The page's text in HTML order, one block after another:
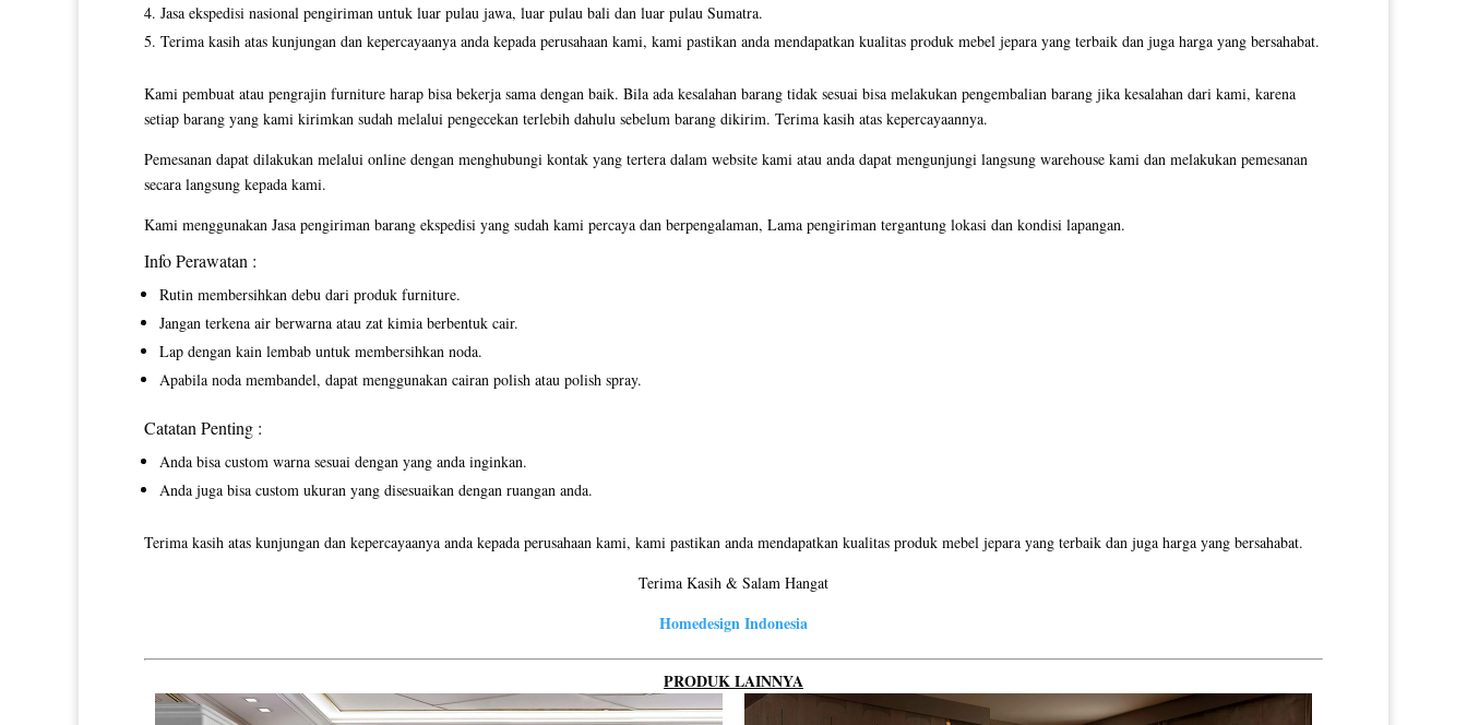
Jasa ekspedisi nasional pengiriman untuk luar pulau jawa, luar pulau bali dan luar pulau Sumatra.
Terima kasih atas kunjungan dan kepercayaanya anda kepada perusahaan kami, kami pastikan anda mendapatkan kualitas produk mebel jepara yang terbaik dan juga harga yang bersahabat.
Kami pembuat atau pengrajin furniture harap bisa bekerja sama dengan baik. Bila ada kesalahan barang tidak sesuai bisa melakukan pengembalian barang jika kesalahan dari kami, karena
setiap barang yang kami kirimkan sudah melalui pengecekan terlebih dahulu sebelum barang dikirim. Terima kasih atas kepercayaannya.
Pemesanan dapat dilakukan melalui online dengan menghubungi kontak yang tertera dalam website kami atau anda dapat mengunjungi langsung warehouse kami dan melakukan pemesanan
secara langsung kepada kami.
Kami menggunakan Jasa pengiriman barang ekspedisi yang sudah kami percaya dan berpengalaman, Lama pengiriman tergantung lokasi dan kondisi lapangan.
Info Perawatan :
Rutin membersihkan debu dari produk furniture.
Jangan terkena air berwarna atau zat kimia berbentuk cair.
Lap dengan kain lembab untuk membersihkan noda.
Apabila noda membandel, dapat menggunakan cairan polish atau polish spray.
Catatan Penting :
Anda bisa custom warna sesuai dengan yang anda inginkan.
Anda juga bisa custom ukuran yang disesuaikan dengan ruangan anda.
Terima kasih atas kunjungan dan kepercayaanya anda kepada perusahaan kami, kami pastikan anda mendapatkan kualitas produk mebel jepara yang terbaik dan juga harga yang bersahabat.
Terima Kasih & Salam Hangat
Homedesign Indonesia
PRODUK LAINNYA